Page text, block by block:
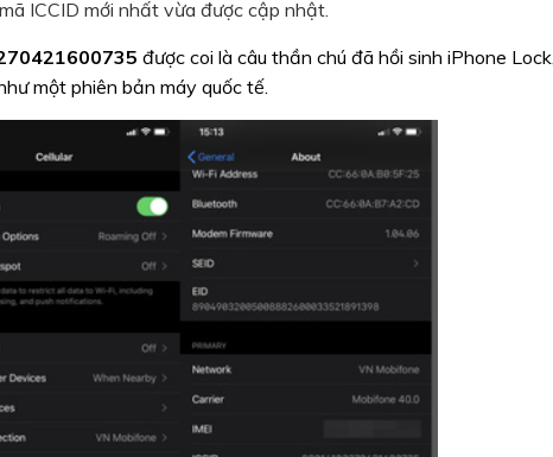
ICCID mới nhất vừa được cập nhật.
được coi là câu thần chú đã hồi sinh iPhone Lock,
một phiên bản máy quốc tế.